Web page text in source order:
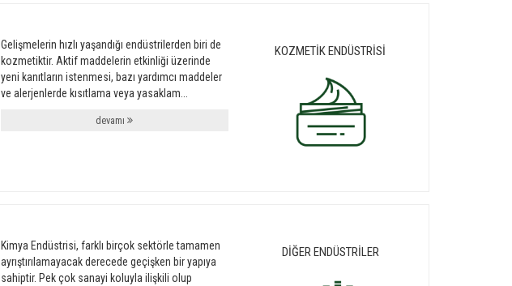
Gelişmelerin hızlı yaşandığı endüstrilerden biri de
kozmetiktir. Aktif maddelerin etkinliği üzerinde
yeni kanıtların istenmesi, bazı yardımcı maddeler
ve alerjenlerde kısıtlama veya yasaklam...
devamı
KOZMETİK ENDÜSTRİSİ
Kimya Endüstrisi, farklı birçok sektörle tamamen
ayrıştırılamayacak derecede geçişken bir yapıya
sahiptir. Pek çok sanayi koluyla ilişkili olup
DİĞER ENDÜSTRİLER